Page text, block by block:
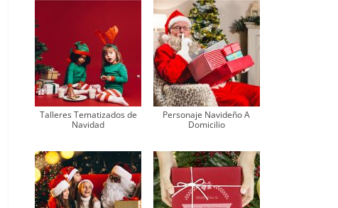
Talleres Tematizados de
Navidad
Personaje Navideño A
Domicilio